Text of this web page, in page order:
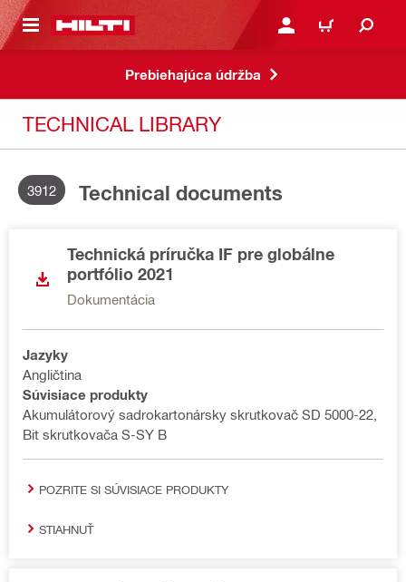
HLAVNÝ OBSAH PRIHLÁSIŤ ALEBO
KOŠÍK
Prebiehajúca údržba
TECHNICAL LIBRARY
3912 Technical documents
Technická príručka IF pre globálne
portfólio 2021
Dokumentácia
Jazyky
Angličtina
Súvisiace produkty
Akumulátorový sadrokartonársky skrutkovač SD 5000-22,
Bit skrutkovača S-SY B
POZRITE SI SÚVISIACE PRODUKTY
STIAHNUŤ